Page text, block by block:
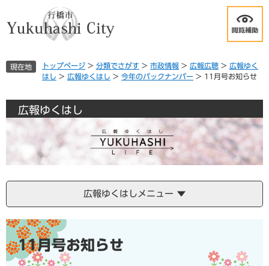
本
文
現在地 トップページ > 分類でさがす > 市政情報 > 広報広聴 > 広報ゆく
はし > 広報ゆくはし > 今年のバックナンバー > 11月号お知らせ
広報ゆくはし
広報ゆくはしメニュー
本
11月号お知らせ